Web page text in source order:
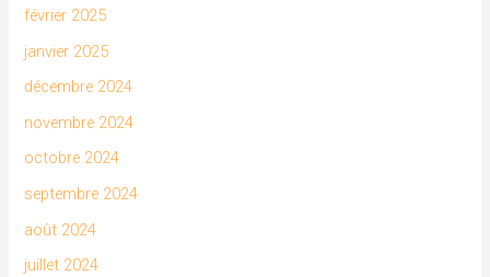
février 2025
janvier 2025
décembre 2024
novembre 2024
octobre 2024
septembre 2024
août 2024
juillet 2024